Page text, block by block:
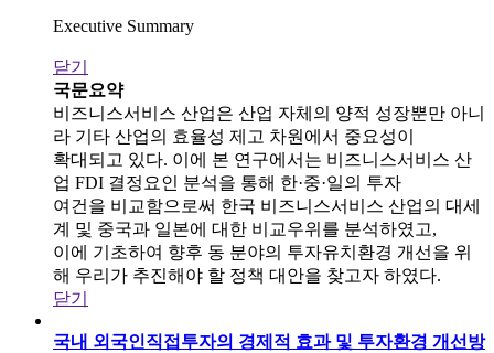
Executive Summary
닫기
국문요약
비즈니스서비스 산업은 산업 자체의 양적 성장뿐만 아니
라 기타 산업의 효율성 제고 차원에서 중요성이
확대되고 있다. 이에 본 연구에서는 비즈니스서비스 산
업 FDI 결정요인 분석을 통해 한·중·일의 투자
여건을 비교함으로써 한국 비즈니스서비스 산업의 대세
계 및 중국과 일본에 대한 비교우위를 분석하였고,
이에 기초하여 향후 동 분야의 투자유치환경 개선을 위
해 우리가 추진해야 할 정책 대안을 찾고자 하였다.
닫기
국내 외국인직접투자의 경제적 효과 및 투자환경 개선방